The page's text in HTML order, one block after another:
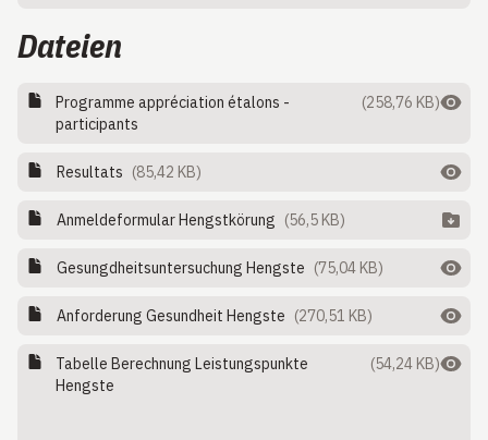
Dateien
Programme appréciation étalons -
participants
(258,76 KB)
Resultats (85,42 KB)
Anmeldeformular Hengstkörung (56,5 KB)
Gesungdheitsuntersuchung Hengste (75,04 KB)
Anforderung Gesundheit Hengste (270,51 KB)
Tabelle Berechnung Leistungspunkte
Hengste
(54,24 KB)